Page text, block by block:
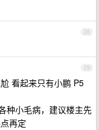
28
29
看起来只有小鹏 P5
种小毛病，建议楼主先
再定